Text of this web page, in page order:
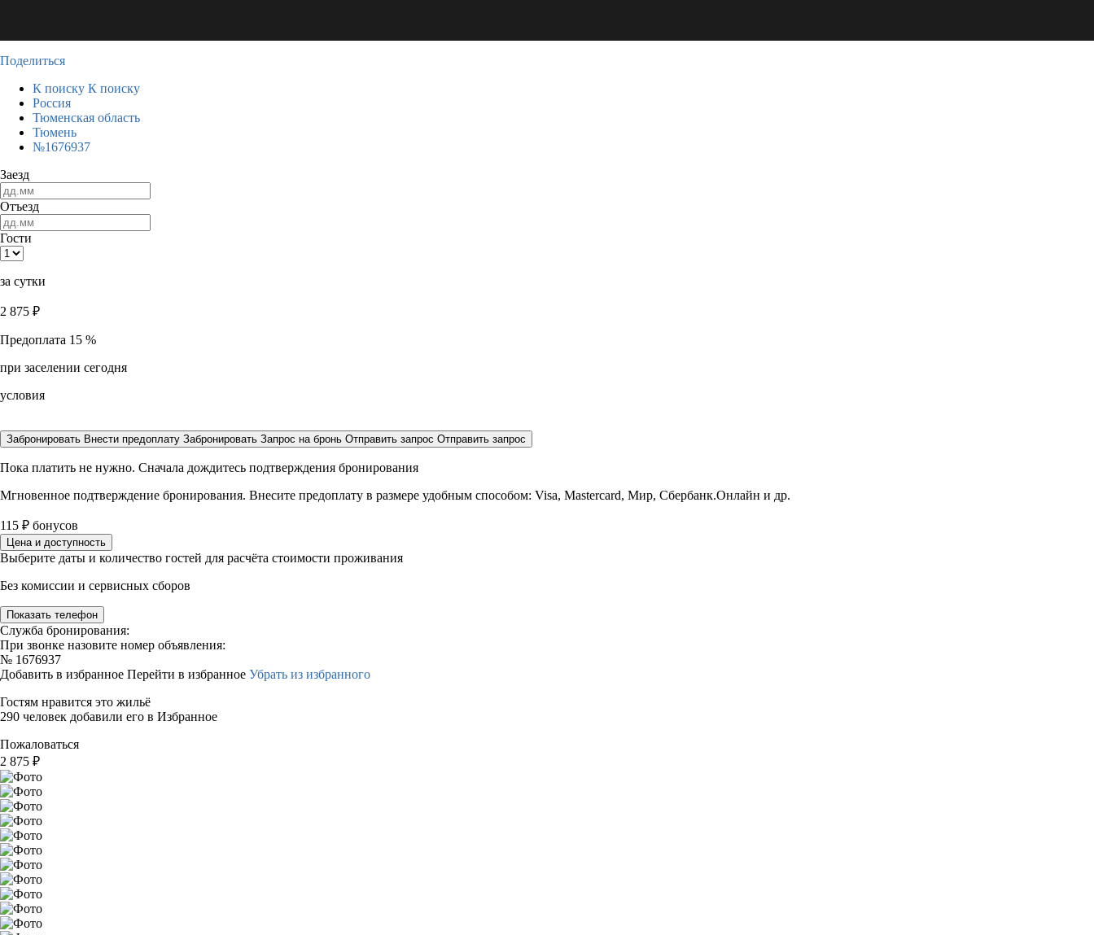
Поделиться
К поиску К поиску
Россия
Тюменская область
Тюмень
№1676937
Заезд
Отъезд
Гости
за сутки
2 875 ₽
Предоплата 15 %
при заселении сегодня
условия
Забронировать Внести предоплату Забронировать Запрос на бронь Отправить запрос Отправить запрос
Пока платить не нужно. Сначала дождитесь подтверждения бронирования
Мгновенное подтверждение бронирования. Внесите предоплату в размере удобным способом: Visa, Mastercard, Мир, Сбербанк.Онлайн и др.
115 ₽ бонусов
Цена и доступность
Выберите даты и количество гостей для расчёта стоимости проживания
Без комиссии и сервисных сборов
Показать телефон
Служба бронирования:
При звонке назовите номер объявления:
№ 1676937
Добавить в избранное Перейти в избранное Убрать из избранного
Гостям нравится это жильё
290 человек добавили его в Избранное
Пожаловаться
2 875 ₽